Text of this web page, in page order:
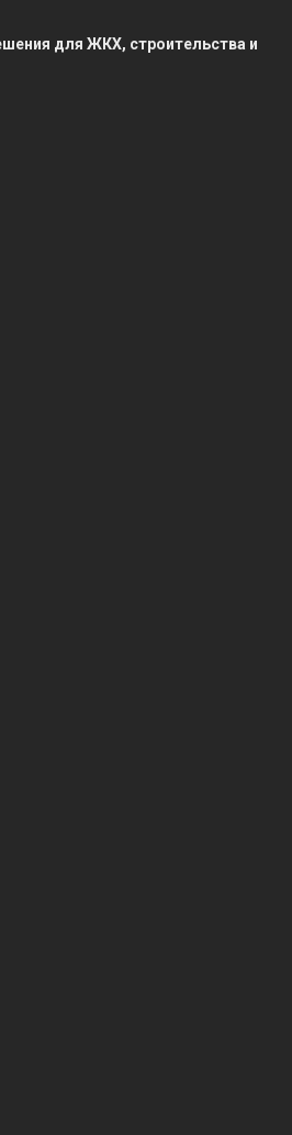
для ЖКХ, строительства и